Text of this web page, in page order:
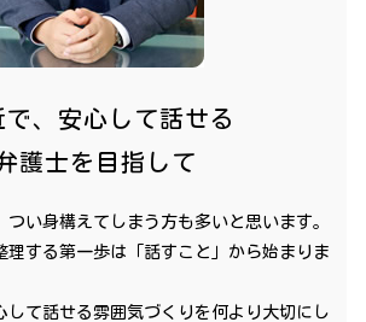
で、安心して話せる
護士を目指して
つい身構えてしまう方も多いと思います。
理する第一歩は「話すこと」から始まりま
して話せる雰囲気づくりを何より大切にし